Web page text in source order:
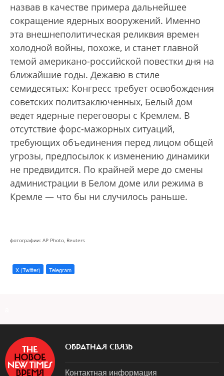
назвав в качестве примера дальнейшее
сокращение ядерных вооружений. Именно
эта внешнеполитическая реликвия времен
холодной войны, похоже, и станет главной
темой американо-российской повестки дня на
ближайшие годы. Дежавю в стиле
семидесятых: Конгресс требует освобождения
советских политзаключенных, Белый дом
ведет ядерные переговоры с Кремлем. В
отсутствие форс-мажорных ситуаций,
требующих объединения перед лицом общей
угрозы, предпосылок к изменению динамики
не предвидится. По крайней мере до смены
администрации в Белом доме или режима в
Кремле — что бы ни случилось раньше.
фотографии: AP Photo, Reuters
X (Twitter) Telegram
ОБРАТНАЯ СВЯЗЬ
Контактная информация